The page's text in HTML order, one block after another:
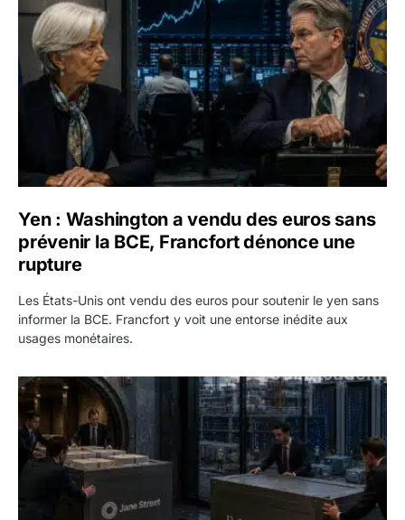
Yen : Washington a vendu des euros sans
prévenir la BCE, Francfort dénonce une
rupture
Les États-Unis ont vendu des euros pour soutenir le yen sans
informer la BCE. Francfort y voit une entorse inédite aux
usages monétaires.
Jane Street négocie le transfert de 11 milliards de